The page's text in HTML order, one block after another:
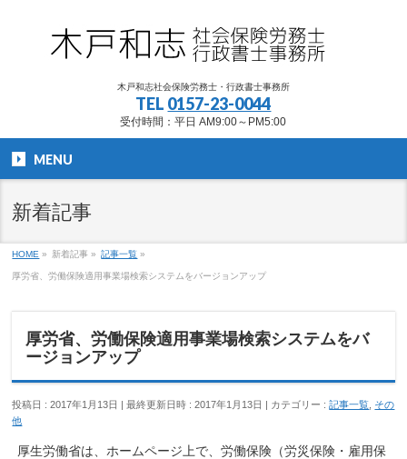
木戸和志社会保険労務士・行政書士事務所
TEL 0157-23-0044
受付時間：平日 AM9:00～PM5:00
MENU
新着記事
HOME » 新着記事 » 記事一覧 »
厚労省、労働保険適用事業場検索システムをバージョンアップ
厚労省、労働保険適用事業場検索システムをバ
ージョンアップ
投稿日 : 2017年1月13日 最終更新日時 : 2017年1月13日 カテゴリー :記事一覧 その
他
厚生労働省は、ホームページ上で、労働保険（労災保険・雇用保